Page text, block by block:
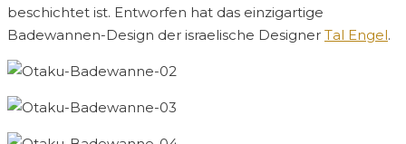
beschichtet ist. Entworfen hat das einzigartige
Badewannen-Design der israelische Designer Tal Engel.